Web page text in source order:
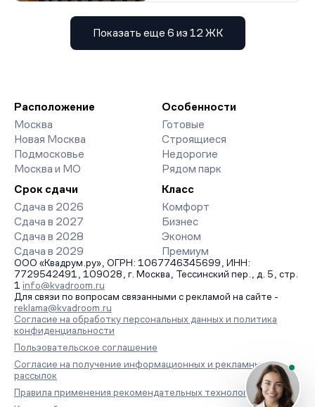
Показать еще 6 из 12 ЖК
Расположение
Москва
Новая Москва
Подмосковье
Москва и МО
Особенности
Готовые
Строящиеся
Недорогие
Рядом парк
Срок сдачи
Сдача в 2026
Сдача в 2027
Сдача в 2028
Сдача в 2029
Класс
Комфорт
Бизнес
Эконом
Премиум
ООО «Квадрум.ру», ОГРН: 1067746345699, ИНН:
7729542491, 109028, г. Москва, Тессинский пер., д. 5, стр.
1 info@kvadroom.ru
Для связи по вопросам связанными с рекламой на сайте -
reklama@kvadroom.ru
Согласие на обработку персональных данных и политика
конфиденциальности
Пользовательское соглашение
Согласие на получение информационных и рекламных
рассылок
Правила применения рекомендательных технологий